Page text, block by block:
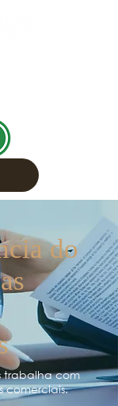
do
trabalha com
comerciais.